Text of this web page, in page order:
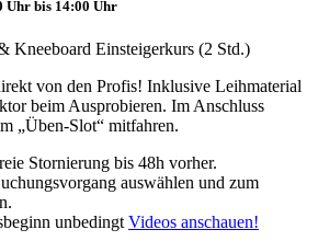
Uhr bis 14:00 Uhr
Kneeboard Einsteigerkurs (2 Std.)
von den Profis! Inklusive Leihmaterial
beim Ausprobieren. Im Anschluss
„Üben-Slot“ mitfahren.
Stornierung bis 48h vorher.
auswählen und zum
unbedingt Videos anschauen!